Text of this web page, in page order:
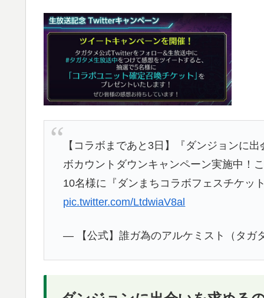
【コラボまであと3日】『ダンジョンに
ボカウントダウンキャンペーン実施中！
10名様に『ダンまちコラボフェスチケッ
pic.twitter.com/LtdwiaV8al
— 【公式】誰ガ為のアルケミスト（タガ